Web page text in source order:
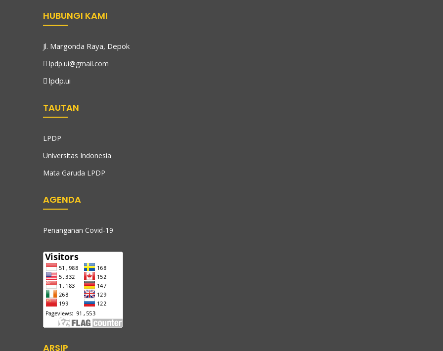
HUBUNGI KAMI
Jl. Margonda Raya, Depok
lpdp.ui@gmail.com
lpdp.ui
TAUTAN
LPDP
Universitas Indonesia
Mata Garuda LPDP
AGENDA
Penanganan Covid-19
ARSIP